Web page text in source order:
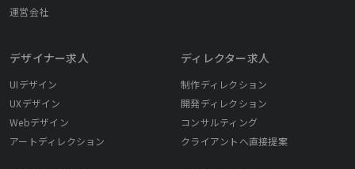
運営会社
デザイナー求人
UIデザイン
UXデザイン
Webデザイン
アートディレクション
ディレクター求人
制作ディレクション
開発ディレクション
コンサルティング
クライアントへ直接提案